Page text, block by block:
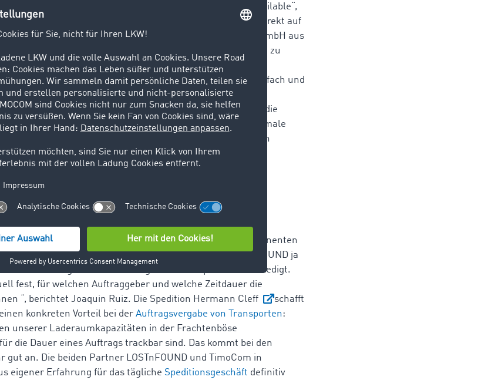
gerade befindet. Der Fahrer ist aber „temporarily not available“,
kein Netz. Dann kippt auch noch der Kaffeebecher um – direkt auf
das auch den Disponenten der Hermann Cleff Spedition GmbH aus
Mit dem Unterschied, dass sich diese heutzutage perfekt zu
bereits seit über 12 Jahren die Laderaum- und
um den Fuhrpark aus über 50 Lkws und Transportern einfach und
Thema Flottenmanagement ist man hier mit den
auf dem neuesten Stand. „Bei LOSTnFOUND hat uns die
Bedienung überzeugt. Wir möchten unseren Kunden maximale
Ware bieten und uns selbst so wirtschaftlich wie möglich
der Hermann Cleff Spedition.
und Nutzer der LOSTnFOUND Telematiksysteme hat
bereits vor dem offiziellen Start getestet. „Unsere Disponenten
TimoCom anmelden, da unser Telematikanbieter LOSTnFOUND ja
ist. Die Eingabe von Fahrzeugen ist in ein paar Klicks erledigt.
fest, für welchen Auftraggeber und welche Zeitdauer die
“, berichtet Joaquin Ruiz. Die Spedition Hermann Cleff
schafft
konkreten Vorteil bei der Auftragsvergabe von Transporten:
unserer Laderaumkapazitäten in der Frachtenböse
die Dauer eines Auftrags trackbar sind. Das kommt bei den
an. Die beiden Partner LOSTnFOUND und TimoCom in
eigener Erfahrung für das tägliche Speditionsgeschäft definitiv